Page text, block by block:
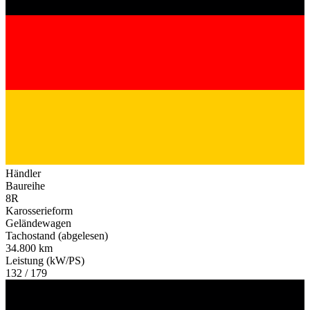
Händler
Baureihe
8R
Karosserieform
Geländewagen
Tachostand (abgelesen)
34.800 km
Leistung (kW/PS)
132 / 179